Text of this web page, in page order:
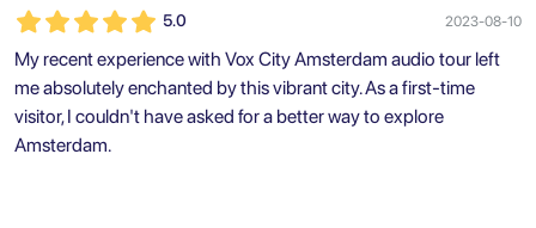
5.0 2023-08-10
My recent experience with Vox City Amsterdam audio tour left
me absolutely enchanted by this vibrant city. As a first-time
visitor, I couldn't have asked for a better way to explore
Amsterdam.